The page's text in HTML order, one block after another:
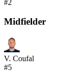
#2
Midfielder
V. Coufal
#5